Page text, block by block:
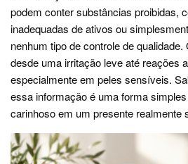
podem conter substâncias proibidas,
inadequadas de ativos ou
nenhum tipo de controle de
desde uma irritação leve até reações
especialmente em peles sensíveis.
essa informação é uma forma
carinhoso em um presente realmente